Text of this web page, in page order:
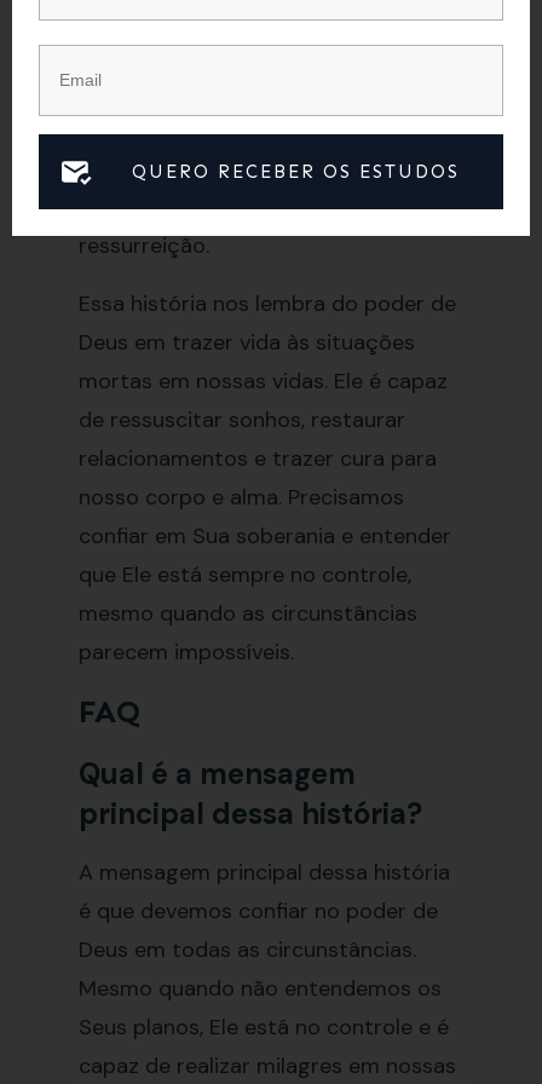
Trindade agindo. Jesus olha para o
Pai, agradecendo-O por ouvi-Lo,
mostrando a unidade entre eles. Em
seguida, Ele dá a ordem para que
Lázaro ressuscite, enquanto o
Espírito Santo realiza o milagre da
ressurreição.
Essa história nos lembra do poder de
Deus em trazer vida às situações
mortas em nossas vidas. Ele é capaz
de ressuscitar sonhos, restaurar
relacionamentos e trazer cura para
nosso corpo e alma. Precisamos
confiar em Sua soberania e entender
que Ele está sempre no controle,
mesmo quando as circunstâncias
parecem impossíveis.
FAQ
Qual é a mensagem
principal dessa história?
A mensagem principal dessa história
é que devemos confiar no poder de
Deus em todas as circunstâncias.
Mesmo quando não entendemos os
Seus planos, Ele está no controle e é
capaz de realizar milagres em nossas
QUERO RECEBER OS ESTUDOS